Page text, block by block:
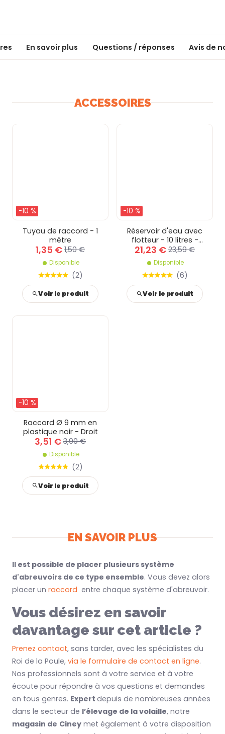
En savoir plus Questions / réponses Avis de
ACCESSOIRES
-10 %
Tuyau de raccord - 1
mètre
1,35 € 1,50 €
Disponible
(2)
Voir le produit
-10 %
Réservoir d'eau avec
flotteur - 10 litres -
Raccordé en haute
pression
21,23 € 23,59 €
Disponible
(6)
Voir le produit
-10 %
Raccord Ø 9 mm en
plastique noir - Droit
3,51 € 3,90 €
Disponible
(2)
Voir le produit
EN SAVOIR PLUS
Il est possible de placer plusieurs système
d'abreuvoirs de ce type ensemble. Vous devez alors
placer un raccord entre chaque système d'abreuvoir.
Vous désirez en savoir
davantage sur cet article ?
Prenez contact, sans tarder, avec les spécialistes du
Roi de la Poule, via le formulaire de contact en ligne.
Nos professionnels sont à votre service et à votre
écoute pour répondre à vos questions et demandes
en tous genres. Expert depuis de nombreuses années
dans le secteur de l’élevage de la volaille, notre
magasin de Ciney met également à votre disposition